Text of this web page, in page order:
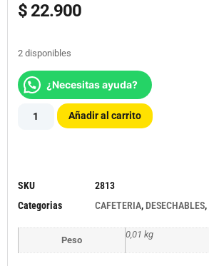
$22.900
2 disponibles
¿Necesitas ayuda?
Añadir al carrito
SKU
2813
Categorias
CAFETERIA, DESECHABLES,
Peso
0,01 kg